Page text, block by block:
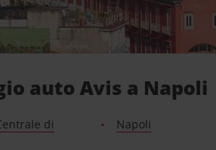
auto Avis a Napoli
di
Napoli